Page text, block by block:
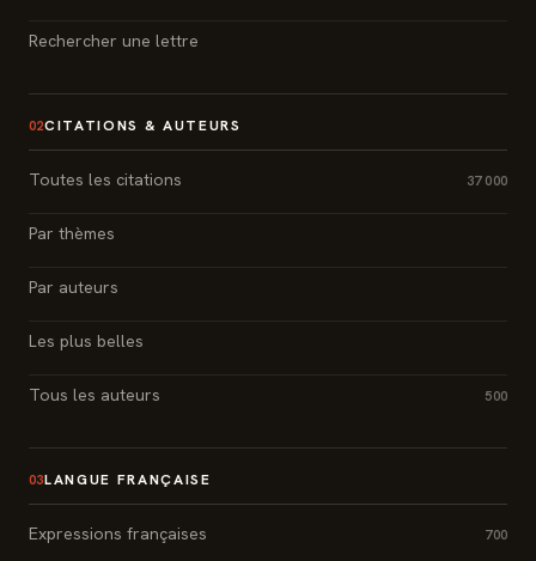
Rechercher une lettre
02CITATIONS & AUTEURS
Toutes les citations 37 000
Par thèmes
Par auteurs
Les plus belles
Tous les auteurs 500
03LANGUE FRANÇAISE
Expressions françaises 700